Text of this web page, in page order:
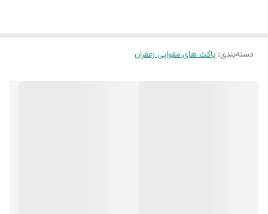
دسته‌بندی: پاکت های مقوایی زعفران